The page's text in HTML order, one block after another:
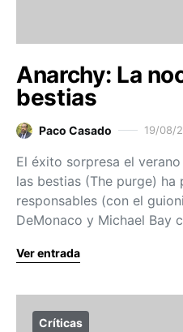
Anarchy: La
bestias
Paco Casado 19/08/
El éxito sorpresa el
las bestias (The purge) ha
responsables (con el
DeMonaco y Michael Bay
Ver entrada
Críticas